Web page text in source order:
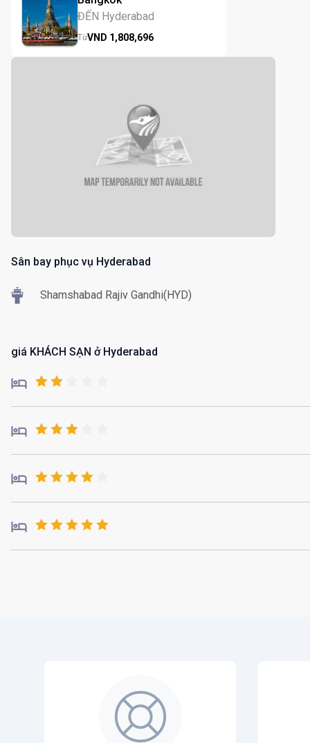
ĐẾN Hyderabad
TừVND 1,808,696
Sân bay phục vụ Hyderabad
Shamshabad Rajiv Gandhi(HYD)
giá KHÁCH SẠN ở Hyderabad